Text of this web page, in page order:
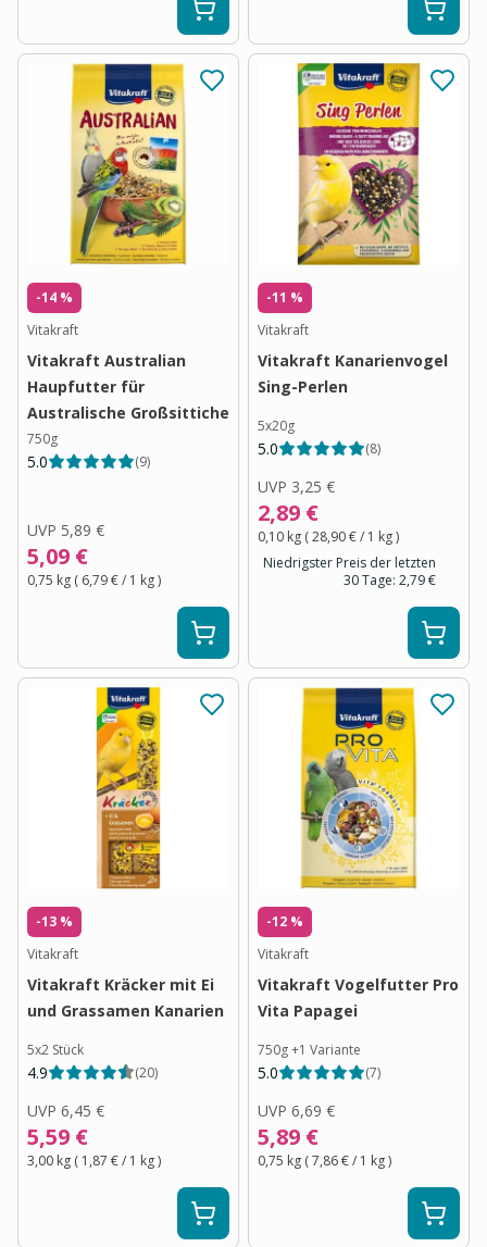
-14 %
Vitakraft
Vitakraft Australian
Haupfutter für
Australische Großsittiche
750g
5.0 (9)
UVP 5,89 €
5,09 €
0,75 kg ( 6,79 €/ 1 kg)
-11 %
Vitakraft
Vitakraft Kanarienvogel
Sing-Perlen
5x20g
5.0 (8)
UVP 3,25 €
2,89 €
0,10 kg (28,90 €/ 1 kg)
Niedrigster Preis der letzten
30 Tage: 2,79 €
-13 %
Vitakraft
Vitakraft Kräcker mit Ei
und Grassamen Kanarien
5x2 Stück
4.9 (20)
UVP 6,45 €
5,59 €
3,00 kg ( 1,87 €/ 1 kg)
-12 %
Vitakraft
Vitakraft Vogelfutter Pro
Vita Papagei
750g+1 Variante
5.0 (7)
UVP 6,69 €
5,89 €
0,75 kg (7,86 €/ 1 kg)